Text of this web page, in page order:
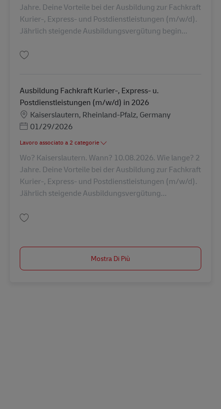
Jahre. Deine Vorteile bei der Ausbildung zur Fachkraft
Kurier-, Express- und Postdienstleistungen (m/w/d).
Jährlich steigende Ausbildungsvergütung begin...
Ausbildung Fachkraft Kurier-, Express- u.
Postdienstleistungen (m/w/d) in 2026
SedeKaiserslautern, Rheinland-Pfalz, Germany
Posted Date
01/29/2026
Lavoro associato a 2 categorie
Wo? Kaiserslautern. Wann? 10.08.2026. Wie lange? 2
Jahre. Deine Vorteile bei der Ausbildung zur Fachkraft
Kurier-, Express- und Postdienstleistungen (m/w/d).
Jährlich steigende Ausbildungsvergütung...
Mostra Di Più